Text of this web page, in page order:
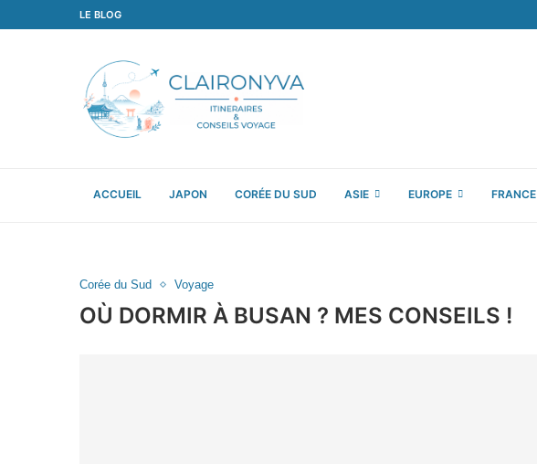
LE BLOG
ACCUEIL JAPON CORÉE DU SUD ASIE EUROPE FRANCE
Corée du Sud Voyage
OÙ DORMIR À BUSAN ? MES CONSEILS !